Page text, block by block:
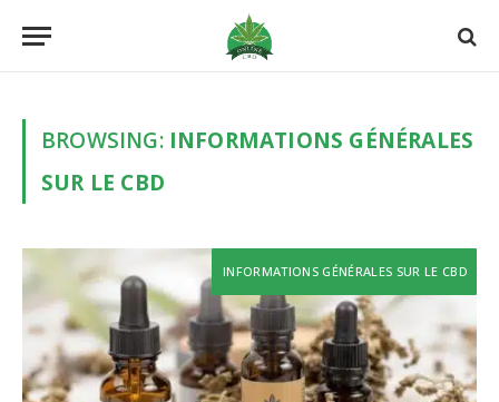
BROWSING: INFORMATIONS GÉNÉRALES
SUR LE CBD
INFORMATIONS GÉNÉRALES SUR LE CBD